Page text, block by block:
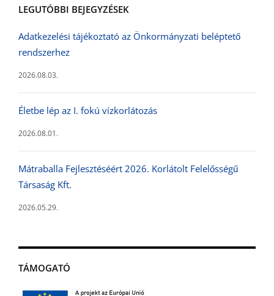
LEGUTÓBBI BEJEGYZÉSEK
Adatkezelési tájékoztató az Önkormányzati beléptető
rendszerhez
2026.08.03.
Életbe lép az I. fokú vízkorlátozás
2026.08.01.
Mátraballa Fejlesztéséért 2026. Korlátolt Felelősségű
Társaság Kft.
2026.05.29.
TÁMOGATÓ